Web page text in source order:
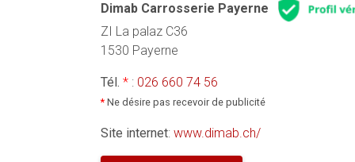
Dimab Carrosserie Payerne
ZI La palaz C36
1530 Payerne
Tél. *: 026 660 74 56
*Ne désire pas recevoir de publicité
Site internet: www.dimab.ch/